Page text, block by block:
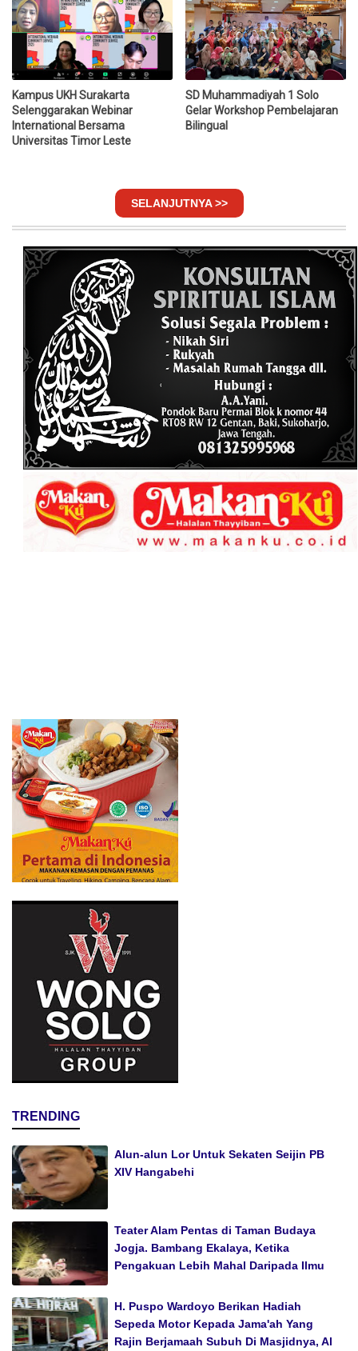
Kampus UKH Surakarta
Selenggarakan Webinar
International Bersama
Universitas Timor Leste
SD Muhammadiyah 1 Solo
Gelar Workshop Pembelajaran
Bilingual
SELANJUTNYA >>
TRENDING
Alun-alun Lor Untuk Sekaten Seijin PB
XIV Hangabehi
Teater Alam Pentas di Taman Budaya
Jogja. Bambang Ekalaya, Ketika
Pengakuan Lebih Mahal Daripada Ilmu
H. Puspo Wardoyo Berikan Hadiah
Sepeda Motor Kepada Jama'ah Yang
Rajin Berjamaah Subuh Di Masjidnya, Al